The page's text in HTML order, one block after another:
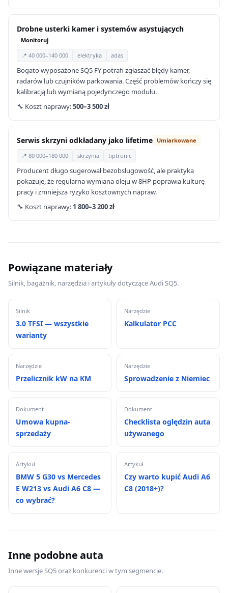
Drobne usterki kamer i systemów asystujących
Monitoruj
📍 40 000–140 000
elektryka adas
Bogato wyposażone SQ5 FY potrafi zgłaszać błędy kamer,
radarów lub czujników parkowania. Część problemów kończy się
kalibracją lub wymianą pojedynczego modułu.
🔧 Koszt naprawy:500–3 500 zł
Serwis skrzyni odkładany jako lifetime Umiarkowane
📍 80 000–180 000 skrzynia tiptronic
Producent długo sugerował bezobsługowość, ale praktyka
pokazuje, że regularna wymiana oleju w 8HP poprawia kulturę
pracy i zmniejsza ryzyko kosztownych napraw.
🔧 Koszt naprawy: 1 800–3 200 zł
Powiązane materiały
Silnik, bagażnik, narzędzia i artykuły dotyczące Audi SQ5.
Silnik
3.0 TFSI — wszystkie
warianty
Narzędzie
Kalkulator PCC
Narzędzie
Przelicznik kW na KM
Narzędzie
Sprowadzenie z Niemiec
Dokument
Umowa kupna-
sprzedaży
Dokument
Checklista oględzin auta
używanego
Artykuł
BMW 5 G30 vs Mercedes
E W213 vs Audi A6 C8 —
co wybrać?
Artykuł
Czy warto kupić Audi A6
C8 (2018+)?
Inne podobne auta
Inne wersje SQ5 oraz konkurenci w tym segmencie.